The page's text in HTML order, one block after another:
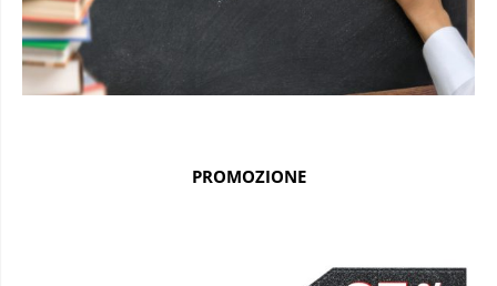
PROMOZIONE